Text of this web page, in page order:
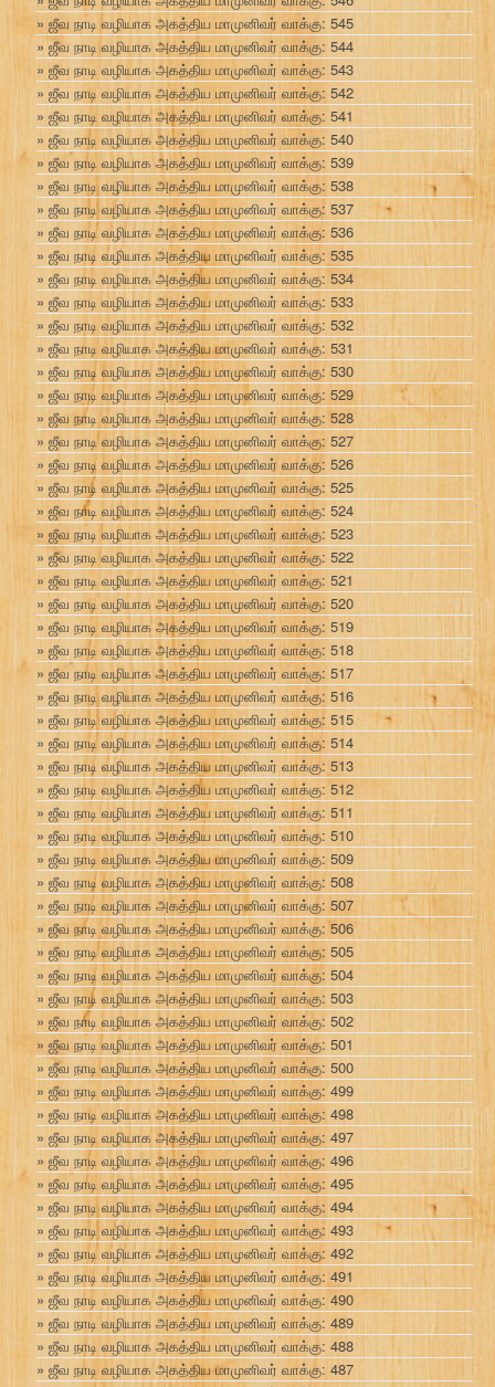
ஜீவ நாடி வழியாக அகத்திய மாமுனிவர் வாக்கு: 545
ஜீவ நாடி வழியாக அகத்திய மாமுனிவர் வாக்கு: 544
ஜீவ நாடி வழியாக அகத்திய மாமுனிவர் வாக்கு: 543
ஜீவ நாடி வழியாக அகத்திய மாமுனிவர் வாக்கு: 542
ஜீவ நாடி வழியாக அகத்திய மாமுனிவர் வாக்கு: 541
ஜீவ நாடி வழியாக அகத்திய மாமுனிவர் வாக்கு: 540
ஜீவ நாடி வழியாக அகத்திய மாமுனிவர் வாக்கு: 539
ஜீவ நாடி வழியாக அகத்திய மாமுனிவர் வாக்கு: 538
ஜீவ நாடி வழியாக அகத்திய மாமுனிவர் வாக்கு: 537
ஜீவ நாடி வழியாக அகத்திய மாமுனிவர் வாக்கு: 536
ஜீவ நாடி வழியாக அகத்திய மாமுனிவர் வாக்கு: 535
ஜீவ நாடி வழியாக அகத்திய மாமுனிவர் வாக்கு: 534
ஜீவ நாடி வழியாக அகத்திய மாமுனிவர் வாக்கு: 533
ஜீவ நாடி வழியாக அகத்திய மாமுனிவர் வாக்கு: 532
ஜீவ நாடி வழியாக அகத்திய மாமுனிவர் வாக்கு: 531
ஜீவ நாடி வழியாக அகத்திய மாமுனிவர் வாக்கு: 530
ஜீவ நாடி வழியாக அகத்திய மாமுனிவர் வாக்கு: 529
ஜீவ நாடி வழியாக அகத்திய மாமுனிவர் வாக்கு: 528
ஜீவ நாடி வழியாக அகத்திய மாமுனிவர் வாக்கு: 527
ஜீவ நாடி வழியாக அகத்திய மாமுனிவர் வாக்கு: 526
ஜீவ நாடி வழியாக அகத்திய மாமுனிவர் வாக்கு: 525
ஜீவ நாடி வழியாக அகத்திய மாமுனிவர் வாக்கு: 524
ஜீவ நாடி வழியாக அகத்திய மாமுனிவர் வாக்கு: 523
ஜீவ நாடி வழியாக அகத்திய மாமுனிவர் வாக்கு: 522
ஜீவ நாடி வழியாக அகத்திய மாமுனிவர் வாக்கு: 521
ஜீவ நாடி வழியாக அகத்திய மாமுனிவர் வாக்கு: 520
ஜீவ நாடி வழியாக அகத்திய மாமுனிவர் வாக்கு: 519
ஜீவ நாடி வழியாக அகத்திய மாமுனிவர் வாக்கு: 518
ஜீவ நாடி வழியாக அகத்திய மாமுனிவர் வாக்கு: 517
ஜீவ நாடி வழியாக அகத்திய மாமுனிவர் வாக்கு: 516
ஜீவ நாடி வழியாக அகத்திய மாமுனிவர் வாக்கு: 515
ஜீவ நாடி வழியாக அகத்திய மாமுனிவர் வாக்கு: 514
ஜீவ நாடி வழியாக அகத்திய மாமுனிவர் வாக்கு: 513
ஜீவ நாடி வழியாக அகத்திய மாமுனிவர் வாக்கு: 512
ஜீவ நாடி வழியாக அகத்திய மாமுனிவர் வாக்கு: 511
ஜீவ நாடி வழியாக அகத்திய மாமுனிவர் வாக்கு: 510
ஜீவ நாடி வழியாக அகத்திய மாமுனிவர் வாக்கு: 509
ஜீவ நாடி வழியாக அகத்திய மாமுனிவர் வாக்கு: 508
ஜீவ நாடி வழியாக அகத்திய மாமுனிவர் வாக்கு: 507
ஜீவ நாடி வழியாக அகத்திய மாமுனிவர் வாக்கு: 506
ஜீவ நாடி வழியாக அகத்திய மாமுனிவர் வாக்கு: 505
ஜீவ நாடி வழியாக அகத்திய மாமுனிவர் வாக்கு: 504
ஜீவ நாடி வழியாக அகத்திய மாமுனிவர் வாக்கு: 503
ஜீவ நாடி வழியாக அகத்திய மாமுனிவர் வாக்கு: 502
ஜீவ நாடி வழியாக அகத்திய மாமுனிவர் வாக்கு: 501
ஜீவ நாடி வழியாக அகத்திய மாமுனிவர் வாக்கு: 500
ஜீவ நாடி வழியாக அகத்திய மாமுனிவர் வாக்கு: 499
ஜீவ நாடி வழியாக அகத்திய மாமுனிவர் வாக்கு: 498
ஜீவ நாடி வழியாக அகத்திய மாமுனிவர் வாக்கு: 497
ஜீவ நாடி வழியாக அகத்திய மாமுனிவர் வாக்கு: 496
ஜீவ நாடி வழியாக அகத்திய மாமுனிவர் வாக்கு: 495
ஜீவ நாடி வழியாக அகத்திய மாமுனிவர் வாக்கு: 494
ஜீவ நாடி வழியாக அகத்திய மாமுனிவர் வாக்கு: 493
ஜீவ நாடி வழியாக அகத்திய மாமுனிவர் வாக்கு: 492
ஜீவ நாடி வழியாக அகத்திய மாமுனிவர் வாக்கு: 491
ஜீவ நாடி வழியாக அகத்திய மாமுனிவர் வாக்கு: 490
ஜீவ நாடி வழியாக அகத்திய மாமுனிவர் வாக்கு: 489
ஜீவ நாடி வழியாக அகத்திய மாமுனிவர் வாக்கு: 488
ஜீவ நாடி வழியாக அகத்திய மாமுனிவர் வாக்கு: 487